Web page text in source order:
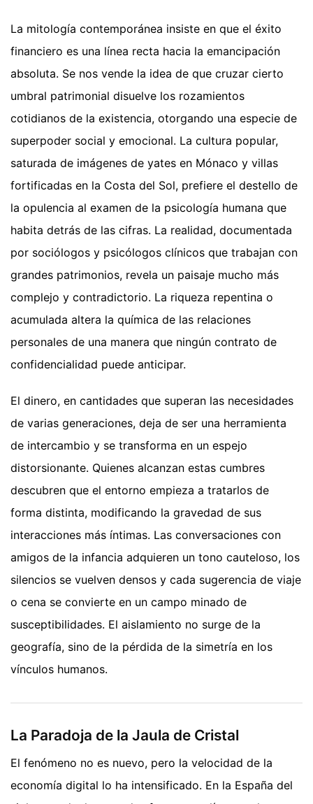
La mitología contemporánea insiste en que el éxito
financiero es una línea recta hacia la emancipación
absoluta. Se nos vende la idea de que cruzar cierto
umbral patrimonial disuelve los rozamientos
cotidianos de la existencia, otorgando una especie de
superpoder social y emocional. La cultura popular,
saturada de imágenes de yates en Mónaco y villas
fortificadas en la Costa del Sol, prefiere el destello de
la opulencia al examen de la psicología humana que
habita detrás de las cifras. La realidad, documentada
por sociólogos y psicólogos clínicos que trabajan con
grandes patrimonios, revela un paisaje mucho más
complejo y contradictorio. La riqueza repentina o
acumulada altera la química de las relaciones
personales de una manera que ningún contrato de
confidencialidad puede anticipar.
El dinero, en cantidades que superan las necesidades
de varias generaciones, deja de ser una herramienta
de intercambio y se transforma en un espejo
distorsionante. Quienes alcanzan estas cumbres
descubren que el entorno empieza a tratarlos de
forma distinta, modificando la gravedad de sus
interacciones más íntimas. Las conversaciones con
amigos de la infancia adquieren un tono cauteloso, los
silencios se vuelven densos y cada sugerencia de viaje
o cena se convierte en un campo minado de
susceptibilidades. El aislamiento no surge de la
geografía, sino de la pérdida de la simetría en los
vínculos humanos.
La Paradoja de la Jaula de Cristal
El fenómeno no es nuevo, pero la velocidad de la
economía digital lo ha intensificado. En la España del